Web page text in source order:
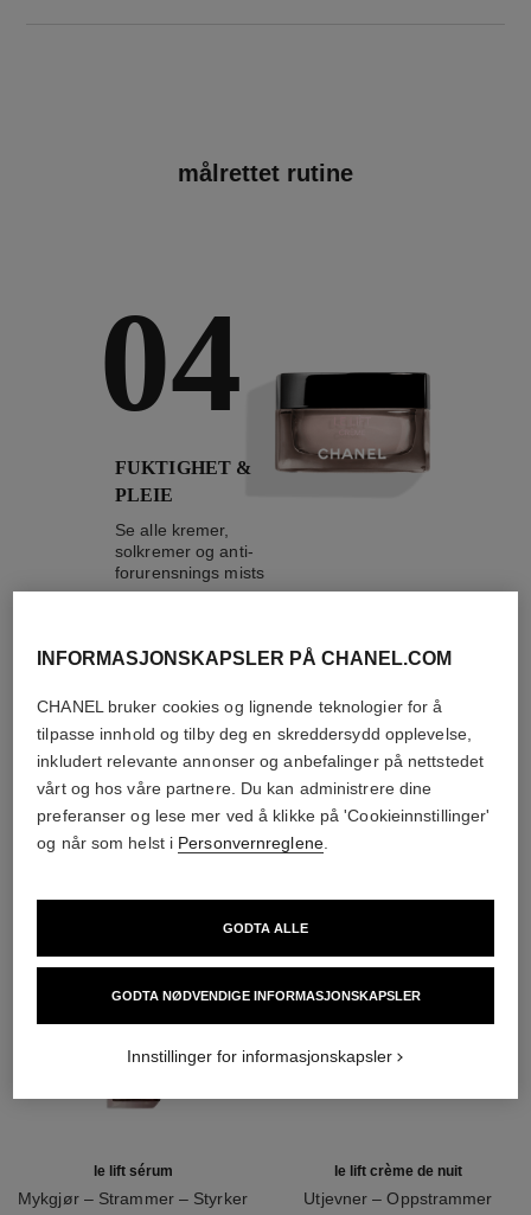
målrettet rutine
04
FUKTIGHET &
PLEIE
Se alle kremer,
solkremer og anti-
forurensnings mists
4/4
DEN PERFEKTE MATCH
le lift sérum
Mykgjør – Strammer – Styrker
le lift crème de nuit
Utjevner – Oppstrammer
INFORMASJONSKAPSLER PÅ CHANEL.COM
CHANEL bruker cookies og lignende teknologier for å
tilpasse innhold og tilby deg en skreddersydd opplevelse,
inkludert relevante annonser og anbefalinger på nettstedet
vårt og hos våre partnere. Du kan administrere dine
preferanser og lese mer ved å klikke på 'Cookieinnstillinger'
og når som helst i Personvernreglene.
GODTA NØDVENDIGE INFORMASJONSKAPSLER
GODTA ALLE
Innstillinger for informasjonskapsler